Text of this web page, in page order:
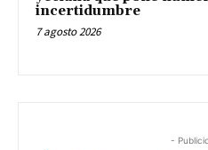
incertidumbre
7 agosto 2026
-